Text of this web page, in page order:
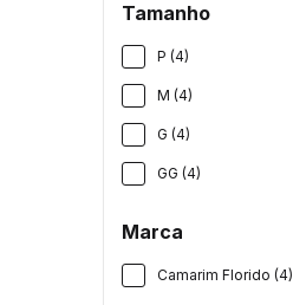
Tamanho
P (4)
M (4)
G (4)
GG (4)
Marca
Camarim Florido (4)